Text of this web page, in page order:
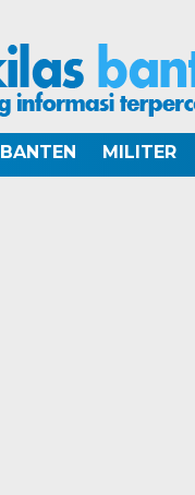
BANTEN MILITER